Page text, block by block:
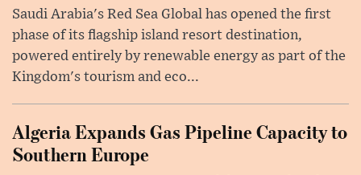
Saudi Arabia's Red Sea Global has opened the first
phase of its flagship island resort destination,
powered entirely by renewable energy as part of the
Kingdom's tourism and eco...
Algeria Expands Gas Pipeline Capacity to
Southern Europe